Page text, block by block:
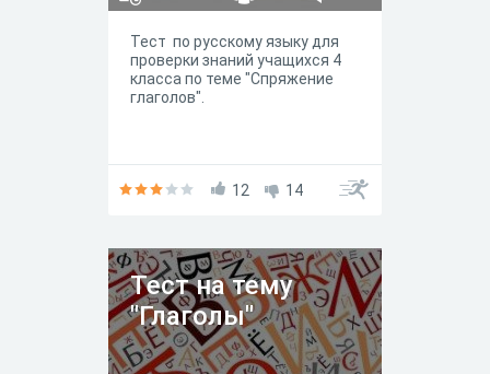
Тест по русскому языку для
проверки знаний учащихся 4
класса по теме "Спряжение
глаголов".
12 14
Тест на тему
"Глаголы"